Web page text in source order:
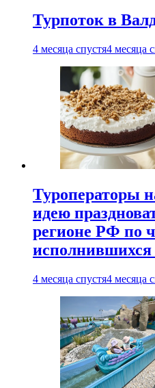
Турпоток в
4 месяца спустя4 месяца
Туроператоры
идею
регионе РФ по
исполнившихся
4 месяца спустя4 месяца